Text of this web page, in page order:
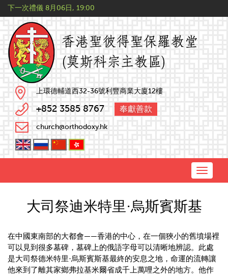
下一次禮儀 8月06日, 19:00
上環德輔道西32-36號利豐商業大廈12樓
+852 3585 8767 奉獻善款
church@orthodoxy.hk
Toggle
大司祭迪米特里·烏斯賓斯基
在中國東南部的大都會——香港的中心，在一個狹小的舊墳場裡
可以見到很多墓碑，墓碑上的俄語字母可以清晰地辨認。此處
是大司祭德米特里·烏斯賓斯基最終的安息之地，命運的流轉讓
他來到了離其家鄉弗拉基米爾省成千上萬哩之外的地方。他作